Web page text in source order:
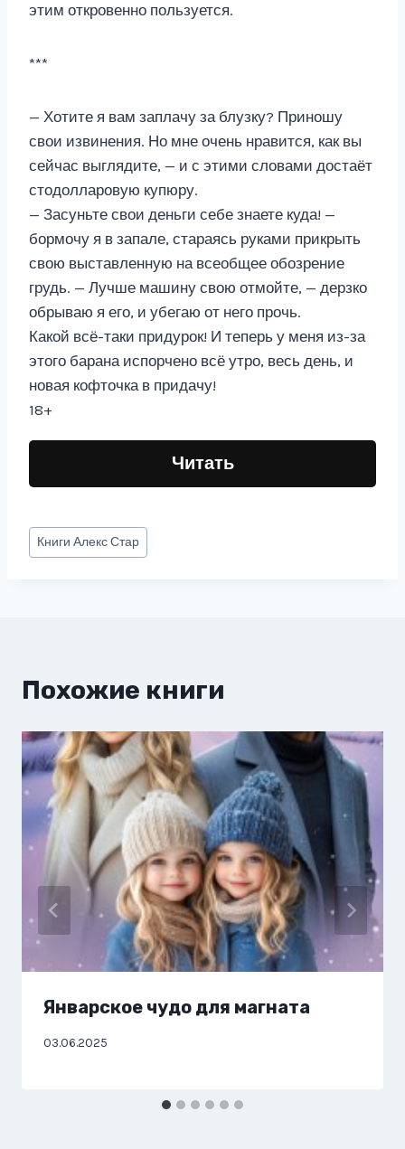
этим откровенно пользуется.
***
— Хотите я вам заплачу за блузку? Приношу
свои извинения. Но мне очень нравится, как вы
сейчас выглядите, — и с этими словами достаёт
стодолларовую купюру.
— Засуньте свои деньги себе знаете куда! —
бормочу я в запале, стараясь руками прикрыть
свою выставленную на всеобщее обозрение
грудь. — Лучше машину свою отмойте, — дерзко
обрываю я его, и убегаю от него прочь.
Какой всё-таки придурок! И теперь у меня из-за
этого барана испорчено всё утро, весь день, и
новая кофточка в придачу!
18+
Читать
Метки
записи:
КнигиАлекс Стар
Похожие книги
Январское чудо для магната
03.06.2025